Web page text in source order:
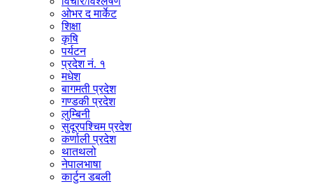
ओभर द मार्केट
शिक्षा
कृषि
पर्यटन
प्रदेश नं. १
मधेश
बागमती प्रदेश
गण्डकी प्रदेश
लुम्बिनी
सुदूरपश्चिम प्रदेश
कर्णाली प्रदेश
थातथलो
नेपालभाषा
कार्टुन डबली